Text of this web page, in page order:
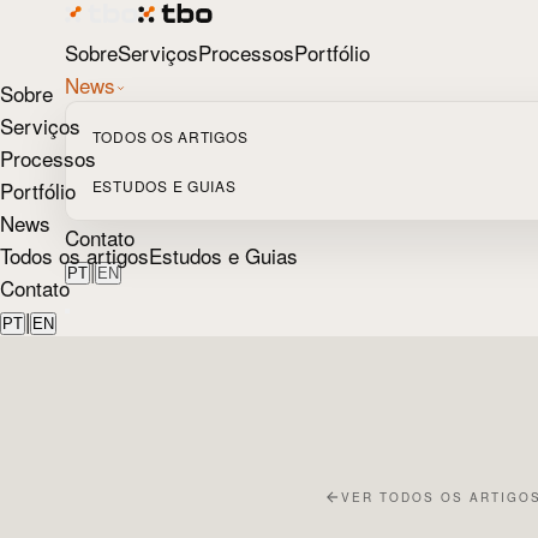
SobreServiçosProcessosPortfólio
News
TODOS OS ARTIGOS
ESTUDOS E GUIAS
Contato
PT| EN
Sobre
Serviços
Processos
Portfólio
News
Todos os artigosEstudos e Guias
Contato
PT | EN
VER TODOS OS